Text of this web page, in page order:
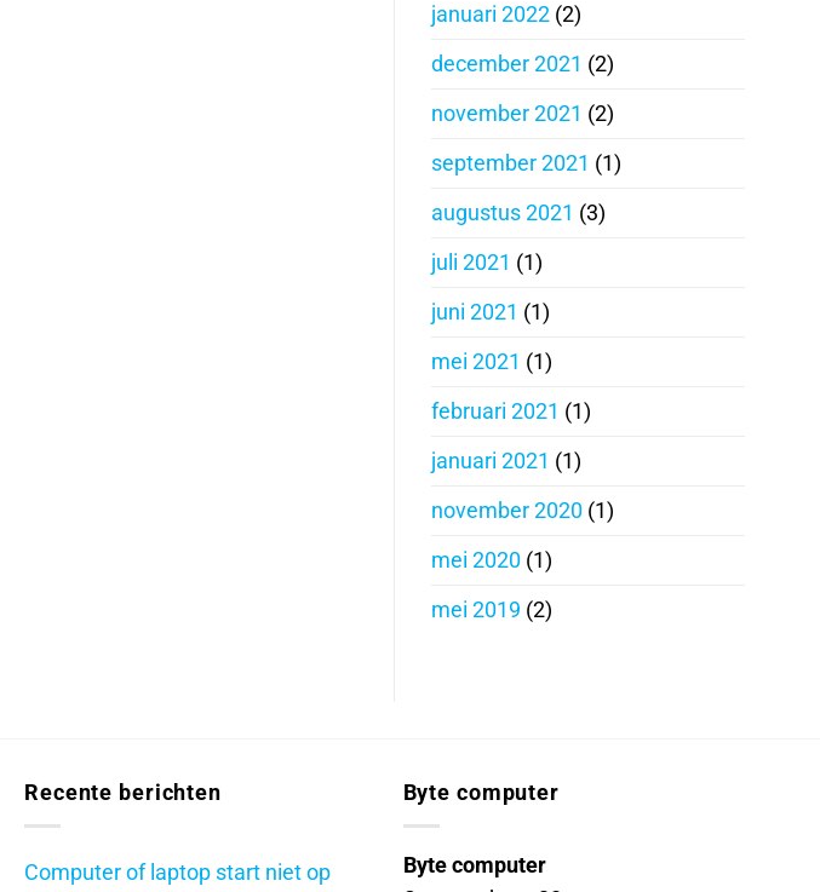
januari 2022 (2)
december 2021 (2)
november 2021 (2)
september 2021 (1)
augustus 2021 (3)
juli 2021 (1)
juni 2021 (1)
mei 2021 (1)
februari 2021 (1)
januari 2021 (1)
november 2020 (1)
mei 2020 (1)
mei 2019 (2)
Recente berichten
Computer of laptop start niet op
Byte computer
Byte computer